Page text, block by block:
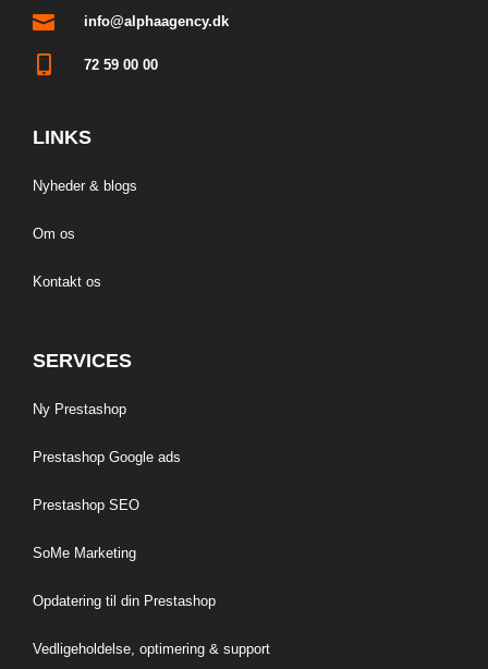
 info@alphaagency.dk
 72 59 00 00
LINKS
Nyheder & blogs
Om os
Kontakt os
SERVICES
Ny Prestashop
Prestashop Google ads
Prestashop SEO
SoMe Marketing
Opdatering til din Prestashop
Vedligeholdelse, optimering & support